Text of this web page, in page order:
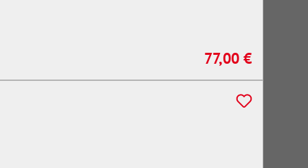
Regulärer Preis:
77,00 €